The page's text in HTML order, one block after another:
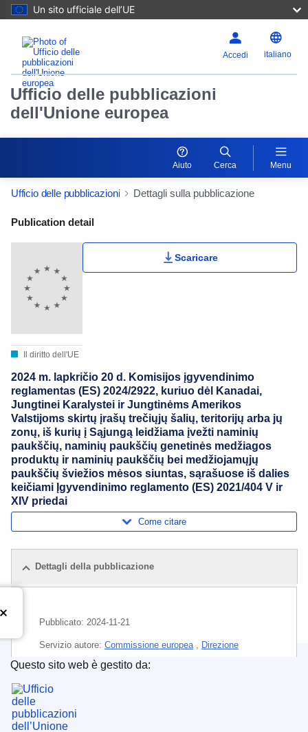
Un sito ufficiale dell’UE
Accedi italiano
Ufficio delle pubblicazioni
dell'Unione europea
Aiuto Cerca Menu
Ufficio delle pubblicazioni Dettagli sulla pubblicazione
Publication Detail Actions Portlet
Publication detail
Il diritto dell'UE
Scaricare
2024 m. lapkričio 20 d. Komisijos įgyvendinimo
reglamentas (ES) 2024/2922, kuriuo dėl Kanadai,
Jungtinei Karalystei ir Jungtinėms Amerikos
Valstijoms skirtų įrašų trečiųjų šalių, teritorijų arba jų
zonų, iš kurių į Sąjungą leidžiama įvežti naminių
paukščių, naminių paukščių genetinės medžiagos
produktų ir naminių paukščių bei medžiojamųjų
paukščių šviežios mėsos siuntas, sąrašuose iš dalies
keičiami Įgyvendinimo reglamento (ES) 2021/404 V ir
XIV priedai
Come citare
Dettagli della pubblicazione
Pubblicato: 2024-11-21
Servizio autore: Commissione europea , Direzione
generale della Salute e della sicurezza alimentare
Argomento:
selvaggina
Ufficio delle pubblicazioni dell’Unione europea
Questo sito web è gestito da: